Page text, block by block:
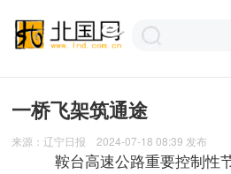
一桥飞架筑通途
来源：辽宁日报 2024-07-18 08:39 发布
鞍台高速公路重要控制性